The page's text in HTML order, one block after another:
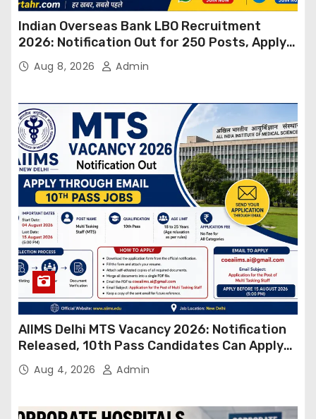
Indian Overseas Bank LBO Recruitment
2026: Notification Out for 250 Posts, Apply
OnlineAug 8, 2026 Admin
AIIMS Delhi MTS Vacancy 2026: Notification
Released, 10th Pass Candidates Can Apply
Through Email
Aug 4, 2026 Admin